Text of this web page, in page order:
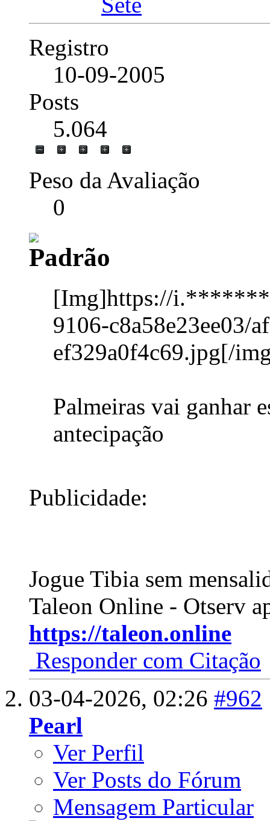
Registro
10-09-2005
Posts
5.064
Peso da Avaliação
0
[Img]https://
9106-c8a58e23ee03/
ef329a0f4c69.jpg[/
Palmeiras vai ganhar
antecipação
Publicidade:
Jogue Tibia sem
Taleon Online - Otserv
https://taleon.online
Responder com Citação
03-04-2026, 02:26 #962
Pearl
Ver Perfil
Ver Posts do Fórum
Mensagem Particular